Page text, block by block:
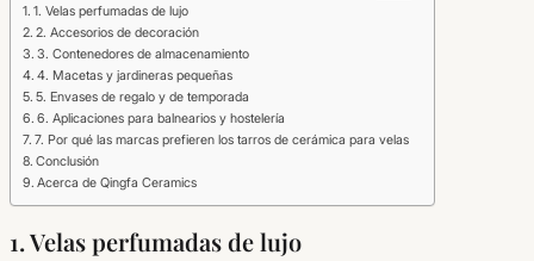
1. Velas perfumadas de lujo
2. Accesorios de decoración
3. Contenedores de almacenamiento
4. Macetas y jardineras pequeñas
5. Envases de regalo y de temporada
6. Aplicaciones para balnearios y hostelería
7. Por qué las marcas prefieren los tarros de cerámica para velas
Conclusión
Acerca de Qingfa Ceramics
1. Velas perfumadas de lujo